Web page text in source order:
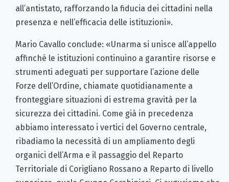
all’antistato, rafforzando la fiducia dei cittadini nella
presenza e nell’efficacia delle istituzioni».
Mario Cavallo conclude: «Unarma si unisce all’appello
affinché le istituzioni continuino a garantire risorse e
strumenti adeguati per supportare l’azione delle
Forze dell’Ordine, chiamate quotidianamente a
fronteggiare situazioni di estrema gravità per la
sicurezza dei cittadini. Come già in precedenza
abbiamo interessato i vertici del Governo centrale,
ribadiamo la necessità di un ampliamento degli
organici dell’Arma e il passaggio del Reparto
Territoriale di Corigliano Rossano a Reparto di livello